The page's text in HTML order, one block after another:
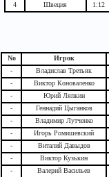
4
Швеция 1:12
No Игрок
-
Владислав Третьяк
-
Виктор Коноваленко
-
Юрий Ляпкин
-
Геннадий Цыганков
-
Владимир Лутченко
-
Игорь Ромишевский
-
Виталий Давыдов
-
Виктор Кузькин
-
Валерий Васильев